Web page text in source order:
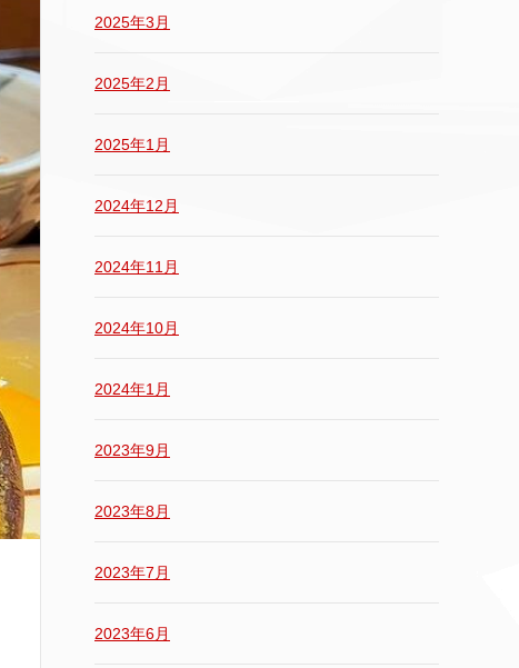
2025年3月
2025年2月
2025年1月
2024年12月
2024年11月
2024年10月
2024年1月
2023年9月
2023年8月
2023年7月
2023年6月